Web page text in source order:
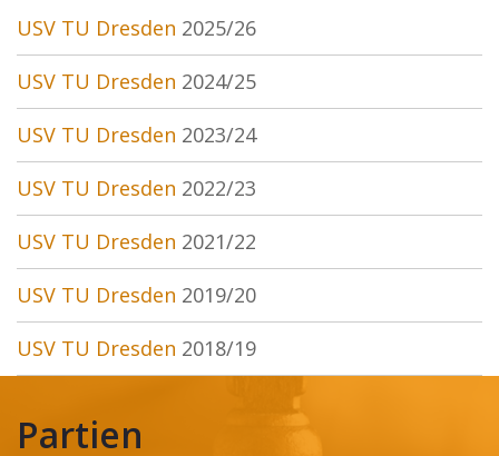
USV TU Dresden 2025/26
USV TU Dresden 2024/25
USV TU Dresden 2023/24
USV TU Dresden 2022/23
USV TU Dresden 2021/22
USV TU Dresden 2019/20
USV TU Dresden 2018/19
Partien